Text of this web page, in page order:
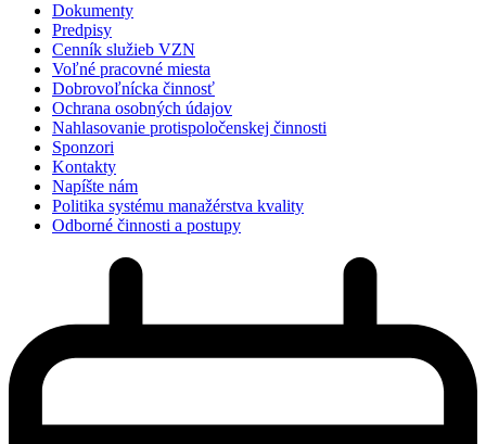
Dokumenty
Predpisy
Cenník služieb VZN
Voľné pracovné miesta
Dobrovoľnícka činnosť
Ochrana osobných údajov
Nahlasovanie protispoločenskej činnosti
Sponzori
Kontakty
Napíšte nám
Politika systému manažérstva kvality
Odborné činnosti a postupy